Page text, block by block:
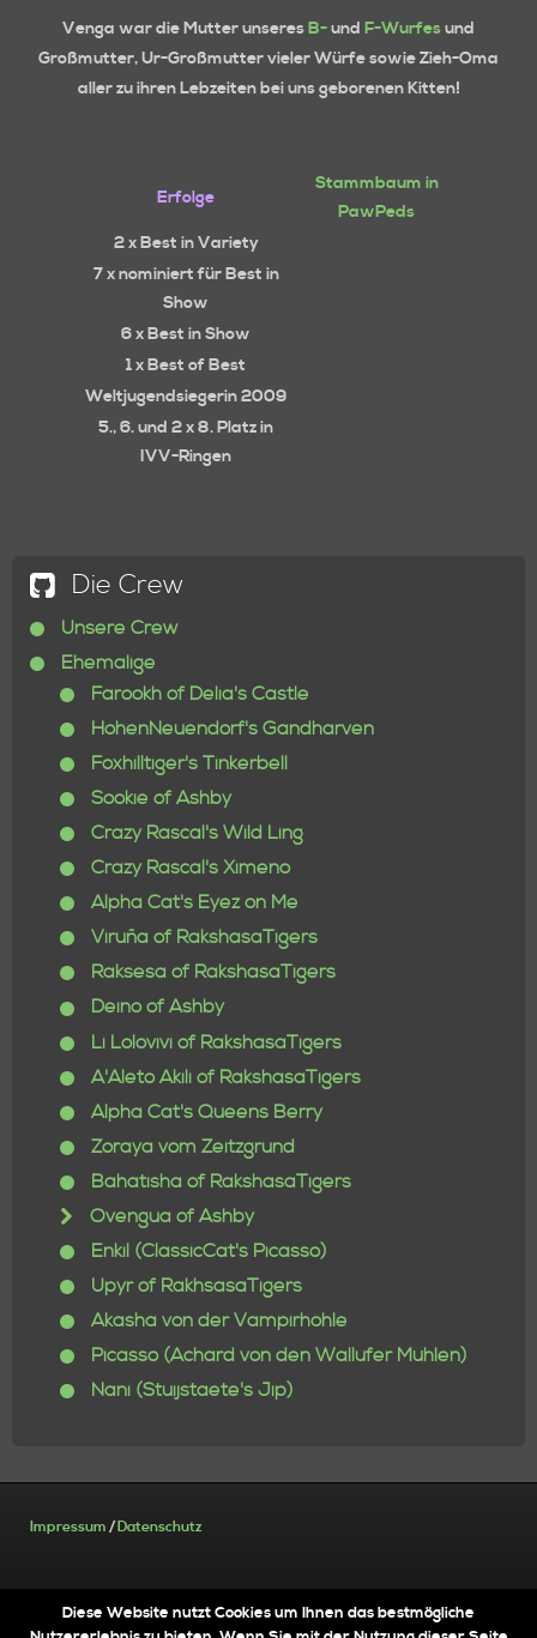
Venga war die Mutter unseresB-und F-Wurfesund
Großmutter, Ur-Großmutter vieler Würfe sowie Zieh-Oma
aller zu ihren Lebzeiten bei uns geborenen Kitten!
Erfolge
Stammbaum in
PawPeds
2 x Best in Variety
7 x nominiert für Best in
Show
6 x Best in Show
1 x Best of Best
Weltjugendsiegerin 2009
5., 6. und 2 x 8. Platz in
IVV-Ringen
Die Crew
Unsere Crew
Ehemalige
Farookh of Delia's Castle
HohenNeuendorf's Gandharven
Foxhilltiger's Tinkerbell
Sookie of Ashby
Crazy Rascal's Wild Ling
Crazy Rascal's Ximeno
Alpha Cat's Eyez on Me
Viruña of RakshasaTigers
Raksesa of RakshasaTigers
Deino of Ashby
Li Lolovivi of RakshasaTigers
A'Aleto Akili of RakshasaTigers
Alpha Cat's Queens Berry
Zoraya vom Zeitzgrund
Bahatisha of RakshasaTigers
Ovengua of Ashby
Enkil (ClassicCat's Picasso)
Upyr of RakhsasaTigers
Akasha von der Vampirhöhle
Picasso (Achard von den Wallufer Mühlen)
Nani (Stuijstaete's Jip)
Impressum /Datenschutz
Diese Website nutzt Cookies um Ihnen das bestmögliche